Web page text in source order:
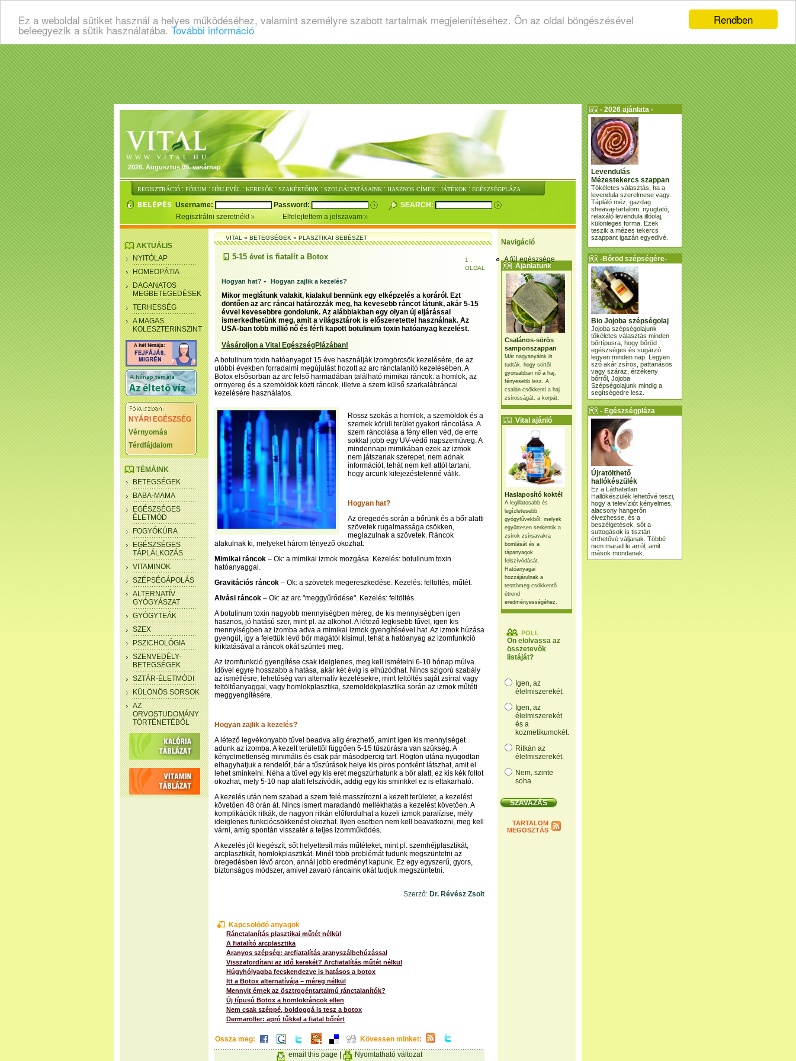
Rendben
Ez a weboldal sütiket használ a helyes működéséhez, valamint személyre szabott tartalmak megjelenítéséhez. Ön az oldal böngészésével
beleegyezik a sütik használatába. További információ
2026. Augusztus 09. vasárnap
REGISZTRÁCIÓ : FÓRUM : HÍRLEVÉL : KERESŐK : SZAKÉRTŐINK : SZOLGÁLTATÁSAINK : HASZNOS CÍMEK : JÁTÉKOK : EGÉSZSÉGPLÁZA
Username: Password:
SEARCH:
Regisztrálni szeretnék!
Elfelejtettem a jelszavam
Navigáció
A fül egészsége
Ajánlatunk
Csalános-sörös
samponszappan
Már nagyanyáink is
tudták, hogy sörtől
gyorsabban nő a haj,
fényesebb lesz. A
csalán csökkenti a haj
zsírosságát, a korpát.
Vital ajánló
Haslaposító koktél
A legillatosabb és
legízletesebb
gyógyfűvekből, melyek
együttesen serkentik a
zsírok zsírsavakra
bomlását és a
tápanyagok
felszívódását.
Hatóanyagai
hozzájárulnak a
testtömeg csökkentő
étrend
eredményességéhez.
POLL
Ön elolvassa az
összetevők
listáját?
Igen, az
élelmiszerekét.
Igen, az
élelmiszerekét
és a
kozmetikumokét.
Ritkán az
élelmiszerekét.
Nem, szinte
soha.
TARTALOM
MEGOSZTÁS
AKTUÁLIS
NYITÓLAP
HOMEOPÁTIA
DAGANATOS
MEGBETEGEDÉSEK
TERHESSÉG
A MAGAS
KOLESZTERINSZINT
NYÁRI EGÉSZSÉG
Vérnyomás
Térdfájdalom
TÉMÁINK
BETEGSÉGEK
BABA-MAMA
EGÉSZSÉGES
ÉLETMÓD
FOGYÓKÚRA
EGÉSZSÉGES
TÁPLÁLKOZÁS
VITAMINOK
SZÉPSÉGÁPOLÁS
ALTERNATÍV
GYÓGYÁSZAT
GYÓGYTEÁK
SZEX
PSZICHOLÓGIA
SZENVEDÉLY-
BETEGSÉGEK
SZTÁR-ÉLETMÓDI
KÜLÖNÖS SORSOK
AZ
ORVOSTUDOMÁNY
TÖRTÉNETÉBŐL
VITAL»BETEGSÉGEK»PLASZTIKAI SEBÉSZET
5-15 évet is fiatalít a Botox
1 .
OLDAL
Hogyan hat? - Hogyan zajlik a kezelés?
Mikor meglátunk valakit, kialakul bennünk egy elképzelés a koráról. Ezt
döntően az arc ráncai határozzák meg, ha kevesebb ráncot látunk, akár 5-15
évvel kevesebbre gondolunk. Az alábbiakban egy olyan új eljárással
ismerkedhetünk meg, amit a világsztárok is előszeretettel használnak. Az
USA-ban több millió nő és férfi kapott botulinum toxin hatóanyag kezelést.
Vásároljon a Vital EgészségPlázában!
A botulinum toxin hatóanyagot 15 éve használják izomgörcsök kezelésére, de az
utóbbi években forradalmi megújulást hozott az arc ránctalanító kezelésében. A
Botox elsősorban az arc felső harmadában található mimikai ráncok: a homlok, az
orrnyereg és a szemöldök közti ráncok, illetve a szem külső szarkalábráncai
kezelésére használatos.
Rossz szokás a homlok, a szemöldök és a
szemek körüli terület gyakori ráncolása. A
szem ráncolása a fény ellen véd, de erre
sokkal jobb egy UV-védő napszemüveg. A
mindennapi mimikában ezek az izmok
nem játszanak szerepet, nem adnak
információt, tehát nem kell attól tartani,
hogy arcunk kifejezéstelenné válik.
Hogyan hat?
Az öregedés során a bőrünk és a bőr alatti
szövetek rugalmassága csökken,
meglazulnak a szövetek. Ráncok
alakulnak ki, melyeket három tényező okozhat:
Mimikai ráncok – Ok: a mimikai izmok mozgása. Kezelés: botulinum toxin
hatóanyaggal.
Gravitációs ráncok – Ok: a szövetek megereszkedése. Kezelés: feltöltés, műtét.
Alvási ráncok – Ok: az arc "meggyűrődése". Kezelés: feltöltés.
A botulinum toxin nagyobb mennyiségben méreg, de kis mennyiségben igen
hasznos, jó hatású szer, mint pl. az alkohol. A létező legkisebb tűvel, igen kis
mennyiségben az izomba adva a mimikai izmok gyengítésével hat. Az izmok húzása
gyengül, így a felettük lévő bőr magától kisimul, tehát a hatóanyag az izomfunkció
kiiktatásával a ráncok okát szünteti meg.
Az izomfunkció gyengítése csak ideiglenes, meg kell ismételni 6-10 hónap múlva.
Idővel egyre hosszabb a hatása, akár két évig is elhúzódhat. Nincs szigorú szabály
az ismétlésre, lehetőség van alternatív kezelésekre, mint feltöltés saját zsírral vagy
feltöltőanyaggal, vagy homlokplasztika, szemöldökplasztika során az izmok műtéti
meggyengítésére.
Hogyan zajlik a kezelés?
A létező legvékonyabb tűvel beadva alig érezhető, amint igen kis mennyiséget
adunk az izomba. A kezelt területtől függően 5-15 tűszúrásra van szükség. A
kényelmetlenség minimális és csak pár másodpercig tart. Rögtön utána nyugodtan
elhagyhatjuk a rendelőt, bár a tűszúrások helye kis piros pontként látszhat, amit el
lehet sminkelni. Néha a tűvel egy kis eret megszúrhatunk a bőr alatt, ez kis kék foltot
okozhat, mely 5-10 nap alatt felszívódik, addig egy kis sminkkel ez is eltakarható.
A kezelés után nem szabad a szem felé masszírozni a kezelt területet, a kezelést
követően 48 órán át. Nincs ismert maradandó mellékhatás a kezelést követően. A
komplikációk ritkák, de nagyon ritkán előfordulhat a közeli izmok paralízise, mély
ideiglenes funkciócsökkenést okozhat. Ilyen esetben nem kell beavatkozni, meg kell
várni, amíg spontán visszatér a teljes izomműködés.
A kezelés jól kiegészít, sőt helyettesít más műtéteket, mint pl. szemhéjplasztikát,
arcplasztikát, homlokplasztikát. Minél több problémát tudunk megszüntetni az
öregedésben lévő arcon, annál jobb eredményt kapunk. Ez egy egyszerű, gyors,
biztonságos módszer, amivel zavaró ráncaink okát tudjuk megszüntetni.
Szerző: Dr. Révész Zsolt
Kapcsolódó anyagok
Ránctalanítás plasztikai műtét nélkül
A fiatalító arcplasztika
Aranyos szépség: arcfiatalítás aranyszálbehúzással
Visszafordítani az idő kerekét? Arcfiatalítás műtét nélkül
Húgyhólyagba fecskendezve is hatásos a botox
Itt a Botox alternatívája – méreg nélkül
Mennyit érnek az ösztrogéntartalmú ránctalanítók?
Új típusú Botox a homlokráncok ellen
Nem csak széppé, boldoggá is tesz a botox
Dermaroller: apró tűkkel a fiatal bőrért
Ossza meg:
Kövessen minket:
email this page
Nyomtatható változat
- 2026 ajánlata -
Levendulás
Mézestekercs szappan
Tökéletes választás, ha a
levendula szerelmese vagy.
Tápláló méz, gazdag
sheavaj-tartalom, nyugtató,
relaxáló levendula illóolaj,
különleges forma. Ezek
teszik a mézes tekercs
szappant igazán egyedivé.
-Bőröd szépségére-
Bio Jojoba szépségolaj
Jojoba szépségolajunk
tökéletes választás minden
bőrtípusra, hogy bőröd
egészséges és sugárzó
legyen minden nap. Legyen
szó akár zsíros, pattanásos
vagy száraz, érzékeny
bőrről, Jojoba
Szépségolajunk mindig a
segítségedre lesz.
- Egészségpláza
ajánlatunk -
Újratölthető
hallókészülék
Ez a Láthatatlan
Hallókészülék lehetővé teszi,
hogy a televíziót kényelmes,
alacsony hangerőn
élvezhesse, és a
beszélgetések, sőt a
suttogások is tisztán
érthetővé váljanak. Többé
nem marad le arról, amit
mások mondanak.